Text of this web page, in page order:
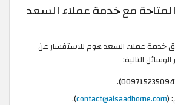
مع خدمة عملاء السعد
خدمة عملاء السعد هوم للاستفسار عن
التالية:
(
contact@alsaadhome.com
).